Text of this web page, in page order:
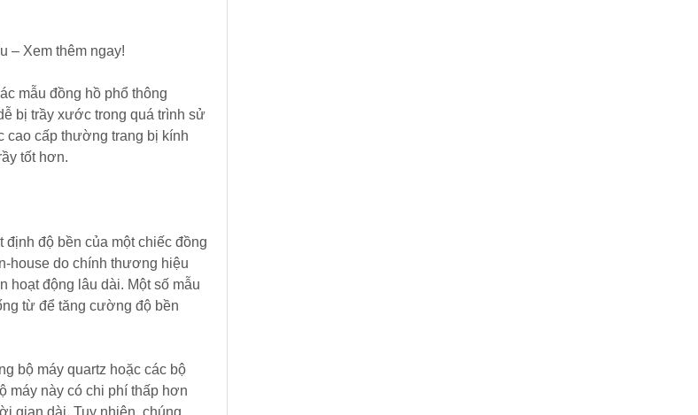
– Xem thêm ngay!
mẫu đồng hồ phổ thông
bị trầy xước trong quá trình sử
cao cấp thường trang bị kính
tốt hơn.
định độ bền của một chiếc đồng
house do chính thương hiệu
hoạt động lâu dài. Một số mẫu
từ để tăng cường độ bền
bộ máy quartz hoặc các bộ
máy này có chi phí thấp hơn